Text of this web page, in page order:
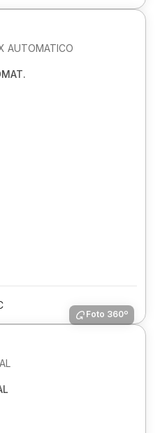
AUTOMATICO
Foto 360º